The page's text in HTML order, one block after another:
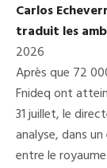
Carlos
traduit les
2026
Après que 72
Fnideq ont
31 juillet, le
analyse, dans
entre le